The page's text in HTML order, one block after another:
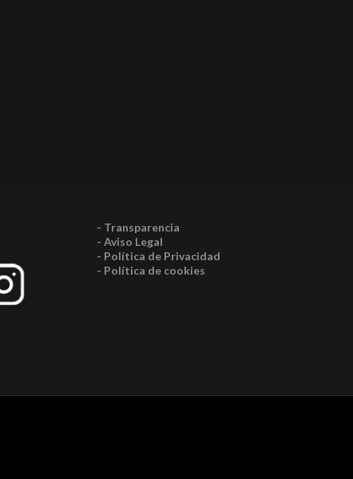
- Transparencia
- Aviso Legal
- Política de Privacidad
- Política de cookies